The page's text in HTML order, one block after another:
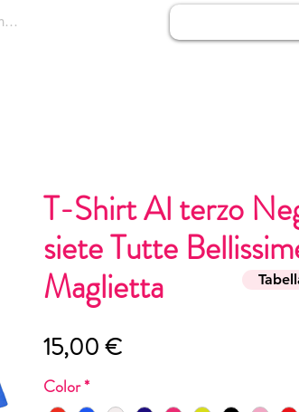
T-Shirt Al terzo
siete Tutte
Maglietta
15,00 €Preis
Color*